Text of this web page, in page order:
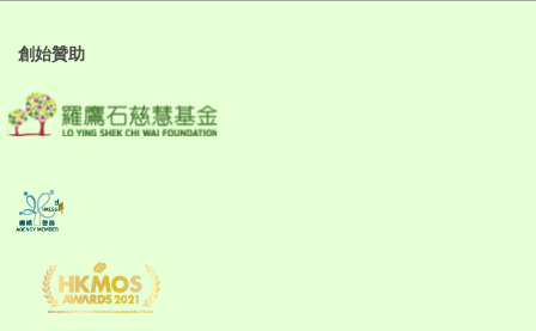
創始贊助